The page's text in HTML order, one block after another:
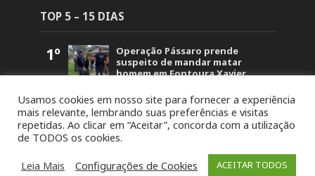
TOP 5 – 15 DIAS
1º
Operação Pássaro prende
suspeito de mandar matar
homem em Fontoura Xavier
2º
Retorno no acesso a Arvorezinha
permanece bloqueado na BR-386
até domingo (26)
Cambará é lançada na
Comunidade Santa Bárbara
Usamos cookies em nosso site para fornecer a experiência
mais relevante, lembrando suas preferências e visitas
repetidas. Ao clicar em “Aceitar”, concorda com a utilização
de TODOS os cookies.
Leia Mais
Configurações de Cookies ACEITAR TODOS